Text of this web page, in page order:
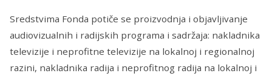
Sredstvima Fonda potiče se proizvodnja i objavljivanje
audiovizualnih i radijskih programa i sadržaja: nakladnika
televizije i neprofitne televizije na lokalnoj i regionalnoj
razini, nakladnika radija i neprofitnog radija na lokalnoj i